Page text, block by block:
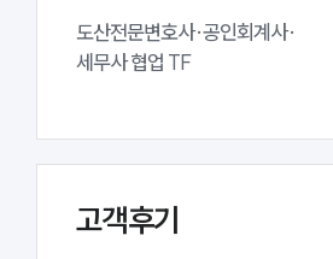
도산전문변호사·공인회계사·
세무사 협업 TF
고객후기